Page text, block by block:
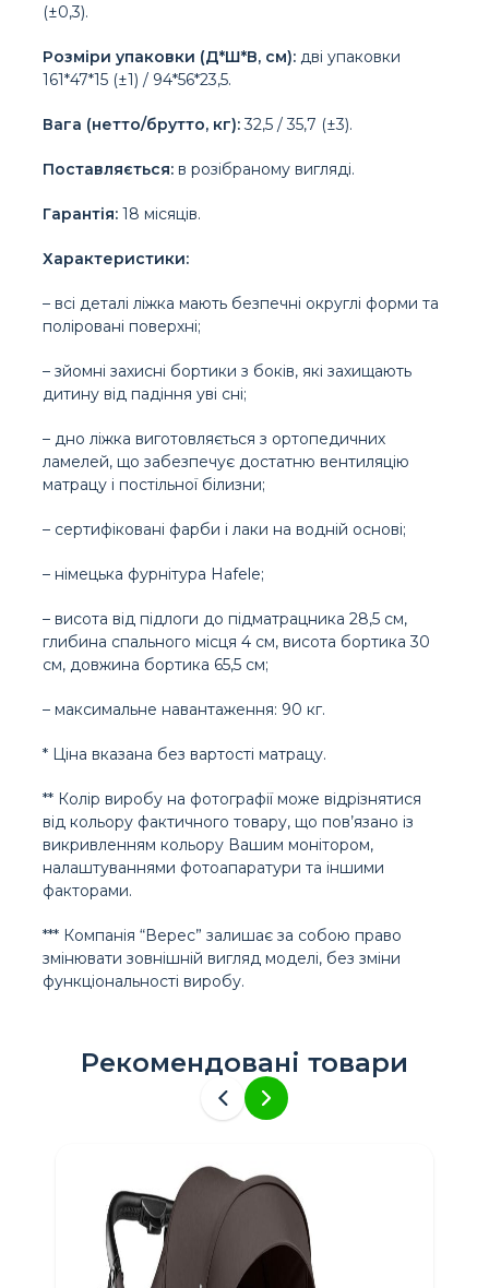
(±0,3).
Розміри упаковки (Д*Ш*В, см): дві упаковки
161*47*15 (±1) / 94*56*23,5.
Вага (нетто/брутто, кг):32,5 / 35,7 (±3).
Поставляється: в розібраному вигляді.
Гарантія: 18 місяців.
Характеристики:
– всі деталі ліжка мають безпечні округлі форми та
поліровані поверхні;
– зйомні захисні бортики з боків, які захищають
дитину від падіння уві сні;
– дно ліжка виготовляється з ортопедичних
ламелей, що забезпечує достатню вентиляцію
матрацу і постільної білизни;
– сертифіковані фарби і лаки на водній основі;
– німецька фурнітура Hafele;
– висота від підлоги до підматрацника 28,5 см,
глибина спального місця 4 см, висота бортика 30
см, довжина бортика 65,5 см;
– максимальне навантаження: 90 кг.
* Ціна вказана без вартості матрацу.
** Колір виробу на фотографії може відрізнятися
від кольору фактичного товару, що пов’язано із
викривленням кольору Вашим монітором,
налаштуваннями фотоапаратури та іншими
факторами.
*** Компанія “Верес” залишає за собою право
змінювати зовнішній вигляд моделі, без зміни
функціональності виробу.
Рекомендовані товари